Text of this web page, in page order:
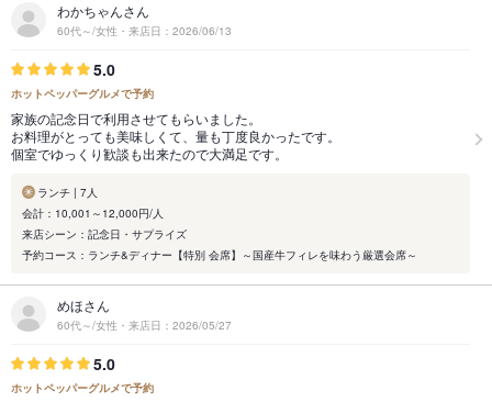
わかちゃんさん
60代～/女性・来店日：2026/06/13
5.0
ホットペッパーグルメで予約
家族の記念日で利用させてもらいました。
お料理がとっても美味しくて、量も丁度良かったです。
個室でゆっくり歓談も出来たので大満足です。
ランチ | 7人
会計：10,001～12,000円/人
来店シーン：記念日・サプライズ
予約コース：ランチ&ディナー【特別 会席】～国産牛フィレを味わう厳選会席～
めほさん
60代～/女性・来店日：2026/05/27
5.0
ホットペッパーグルメで予約